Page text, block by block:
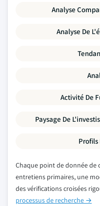
Analyse
Analyse De
Activité De
Paysage De
Profils
Chaque point de donnée de
entretiens primaires, une
des vérifications croisées
processus de recherche →